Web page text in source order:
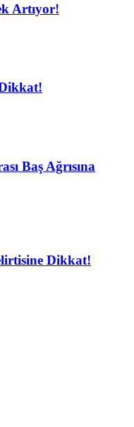
Artıyor!
Baş Ağrısına
Dikkat!